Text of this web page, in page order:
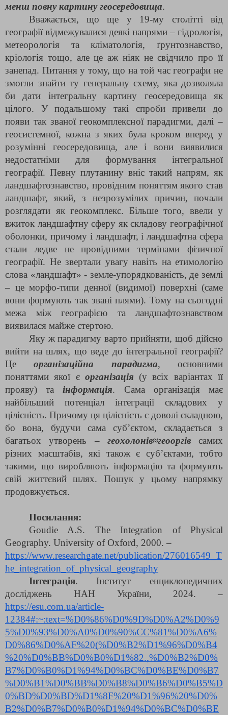
менш повну картину геосередовища.
Вважається, що ще у 19-му столітті від
географії відмежувалися деякі напрями – гідрологія,
метеорологія та кліматологія, ґрунтознавство,
кріологія тощо, але це аж ніяк не свідчило про її
занепад. Питання у тому, що на той час географи не
змогли знайти ту генеральну схему, яка дозволяла
би дати інтегральну картину геосередовища як
цілого. У подальшому такі спроби привели до
появи так званої геокомплексної парадигми, далі –
геосистемної, кожна з яких була кроком вперед у
розумінні геосередовища, але і вони виявилися
недостатніми для формування інтегральної
географії. Певну плутанину вніс такий напрям, як
ландшафтознавство, провідним поняттям якого став
ландшафт, який, з незрозумілих причин, почали
розглядати як геокомплекс. Більше того, ввели у
вжиток ландшафтну сферу як складову географічної
оболонки, причому і ландшафт, і ландшафтна сфера
стали ледве не провідними термінами фізичної
географії. Не звертали увагу навіть на етимологію
слова «ландшафт» - земле-упорядкованість, де землі
– це морфо-типи денної (видимої) поверхні (саме
вони формують так звані плями). Тому на сьогодні
межа між географією та ландшафтознавством
виявилася майже стертою.
Яку ж парадигму варто прийняти, щоб дійсно
вийти на шлях, що веде до інтегральної географії?
Цеорганізаційна парадигма, основними
поняттями якої є організація (у всіх варіантах її
прояву) таінформація. Сама організація має
найбільший потенціал інтеграції складових у
цілісність. Причому ця цілісність є доволі складною,
бо вона, будучи сама суб’єктом, складається з
багатьох утворень – геохолонів≈геооргівсамих
різних масштабів, які також є суб’єктами, тобто
такими, що виробляють інформацію та формують
свій життєвий шлях. Пошук у цьому напрямку
продовжується.
Посилання:
Goudie A.S. The Integration of Physical
Geography. University of Oxford, 2000. –
https://www.researchgate.net/publication/276016549_T
he_integration_of_physical_geography
Інтеграція. Інститут енциклопедичних
досліджень НАН України, 2024. –
https://esu.com.ua/article-
12384#:~:text=%D0%86%D0%9D%D0%A2%D0%9
5%D0%93%D0%A0%D0%90%CC%81%D0%A6%
D0%86%D0%AF%20(%D0%B2%D1%96%D0%B4
%20%D0%BB%D0%B0%D1%82.,%D0%B2%D0%
B7%D0%B0%D1%94%D0%BC%D0%BE%D0%B7
%D0%B1%D0%BB%D0%B8%D0%B6%D0%B5%D
0%BD%D0%BD%D1%8F%20%D1%96%20%D0%
B2%D0%B7%D0%B0%D1%94%D0%BC%D0%BE